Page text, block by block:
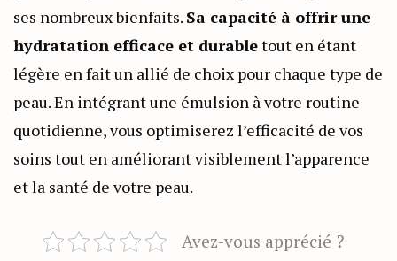
ses nombreux bienfaits. Sa capacité à offrir une
hydratation efficace et durabletout en étant
légère en fait un allié de choix pour chaque type de
peau. En intégrant une émulsion à votre routine
quotidienne, vous optimiserez l’efficacité de vos
soins tout en améliorant visiblement l’apparence
et la santé de votre peau.
Avez-vous apprécié ?